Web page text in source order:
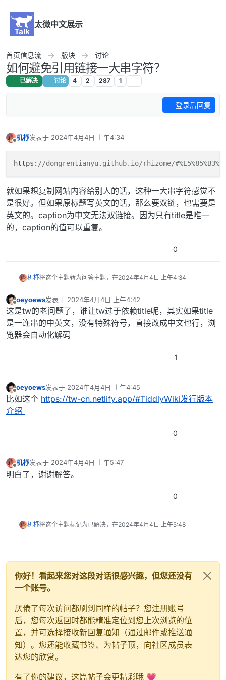
太微中文展示
首页信息流 版块 讨论
如何避免引用链接一大串字符？
已解决 讨论 4 2 287 1
登录后回复
机杼发表于 2024年4月4日 上午4:34
最后由 编辑
https : //dongrentianyu.github.io/rhizome/
就如果想复制网站内容给别人的话，这种一大串字符感觉不
是很好。但如果原标题写英文的话，那么要双链，也需要是
英文的。caption为中文无法双链接。因为只有title是唯一
的，caption的值可以重复。
0
机杼将这个主题转为问答主题，在2024年4月4日 上午4:34
离线
oeyoews发表于 2024年4月4日 上午4:42
最后由 编辑
这是tw的老问题了，谁让tw过于依赖title呢，其实如果title
是一连串的中英文，没有特殊符号，直接改成中文也行，浏
览器会自动化解码
1
离线
oeyoews发表于 2024年4月4日 上午4:45
最后由 编辑
比如这个 https://tw-cn.netlify.app/#TiddlyWiki发行版本
介绍
0
离线
机杼发表于 2024年4月4日 上午5:47
最后由 编辑
明白了，谢谢解答。
0
机杼将这个主题标记为已解决，在2024年4月4日 上午5:48
你好！看起来您对这段对话很感兴趣，但您还没有
一个账号。
厌倦了每次访问都刷到同样的帖子？您注册账号
后，您每次返回时都能精准定位到您上次浏览的位
置，并可选择接收新回复通知（通过邮件或推送通
知）。您还能收藏书签、为帖子顶，向社区成员表
达您的欣赏。
有了你的建议，这篇帖子会更精彩哦 💗